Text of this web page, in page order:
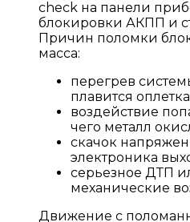
check на панели
блокировки АКПП и
Причин поломки
масса:
перегрев
плавится
воздействие
чего металл
скачок
электроника
серьезное ДТП
механические
Движение с